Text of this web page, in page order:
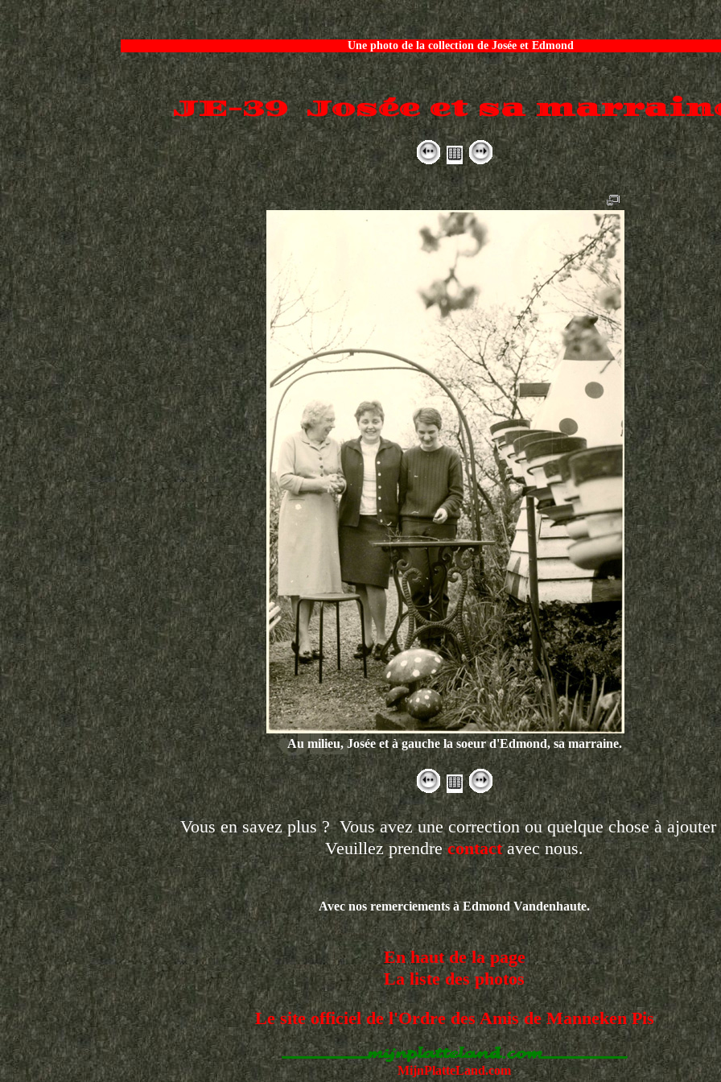
Une photo de la collection de Josée et Edmond
JE-39 Josée et sa
Au milieu, Josée et à gauche la soeur d'Edmond, sa marraine.
Vous en savez plus ? Vous avez une correction ou quelque chose à ajouter
Veuillez prendrecontactavec nous.
Avec nos remerciements à Edmond Vandenhaute.
En haut de la page
La liste des photos
Le site officiel de l'Ordre des Amis de Manneken Pis
MijnPlatteLand.com